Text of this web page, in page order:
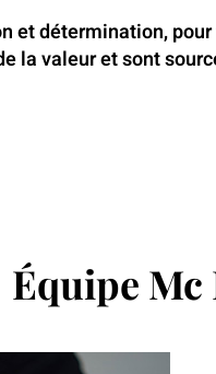
et détermination,
la valeur et sont
Équipe